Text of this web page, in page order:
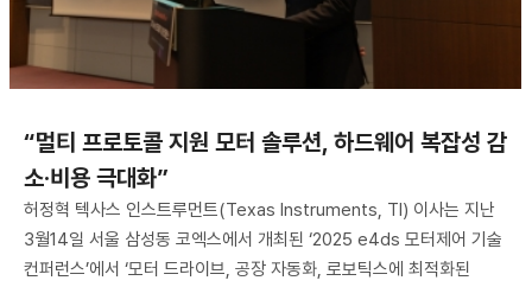
“멀티 프로토콜 지원 모터 솔루션, 하드웨어 복잡성 감
소·비용 극대화”
허정혁 텍사스 인스트루먼트(Texas Instruments, TI) 이사는 지난
3월14일 서울 삼성동 코엑스에서 개최된 ‘2025 e4ds 모터제어 기술
컨퍼런스’에서 ‘모터 드라이브, 공장 자동화, 로보틱스에 최적화된